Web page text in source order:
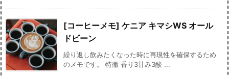
[コーヒーメモ] ケニア キマシWS オール
ドビーン
繰り返し飲みたくなった時に再現性を確保するため
のメモです。 特徴 香り3甘み3酸 ...